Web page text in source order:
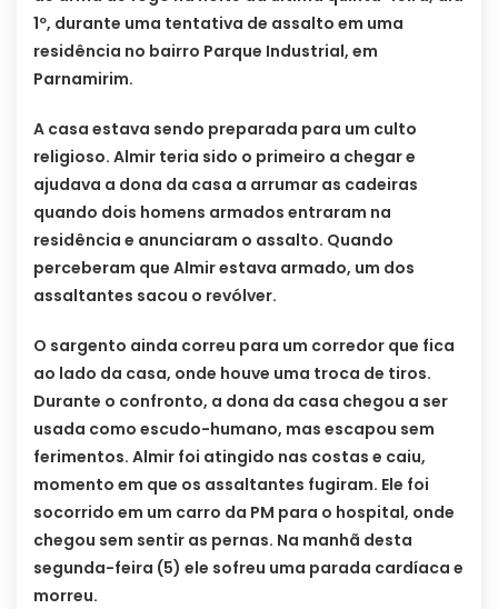
1º, durante uma tentativa de assalto em uma
residência no bairro Parque Industrial, em
Parnamirim.
A casa estava sendo preparada para um culto
religioso. Almir teria sido o primeiro a chegar e
ajudava a dona da casa a arrumar as cadeiras
quando dois homens armados entraram na
residência e anunciaram o assalto. Quando
perceberam que Almir estava armado, um dos
assaltantes sacou o revólver.
O sargento ainda correu para um corredor que fica
ao lado da casa, onde houve uma troca de tiros.
Durante o confronto, a dona da casa chegou a ser
usada como escudo-humano, mas escapou sem
ferimentos. Almir foi atingido nas costas e caiu,
momento em que os assaltantes fugiram. Ele foi
socorrido em um carro da PM para o hospital, onde
chegou sem sentir as pernas. Na manhã desta
segunda-feira (5) ele sofreu uma parada cardíaca e
morreu.